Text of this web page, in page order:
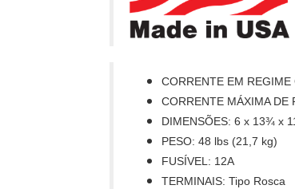
CORRENTE EM
CORRENTE MÁXIMA DE
DIMENSÕES: 6 x 13¾ x
PESO: 48 lbs (21,7 kg)
FUSÍVEL: 12A
TERMINAIS: Tipo Rosca